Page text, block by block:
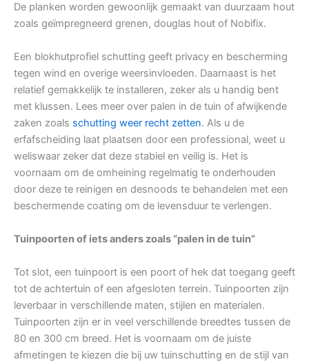
De planken worden gewoonlijk gemaakt van duurzaam hout
zoals geïmpregneerd grenen, douglas hout of Nobifix.
Een blokhutprofiel schutting geeft privacy en bescherming
tegen wind en overige weersinvloeden. Daarnaast is het
relatief gemakkelijk te installeren, zeker als u handig bent
met klussen. Lees meer over palen in de tuin of afwijkende
zaken zoals schutting weer recht zetten. Als u de
erfafscheiding laat plaatsen door een professional, weet u
weliswaar zeker dat deze stabiel en veilig is. Het is
voornaam om de omheining regelmatig te onderhouden
door deze te reinigen en desnoods te behandelen met een
beschermende coating om de levensduur te verlengen.
Tuinpoorten of iets anders zoals “palen in de tuin”
Tot slot, een tuinpoort is een poort of hek dat toegang geeft
tot de achtertuin of een afgesloten terrein. Tuinpoorten zijn
leverbaar in verschillende maten, stijlen en materialen.
Tuinpoorten zijn er in veel verschillende breedtes tussen de
80 en 300 cm breed. Het is voornaam om de juiste
afmetingen te kiezen die bij uw tuinschutting en de stijl van